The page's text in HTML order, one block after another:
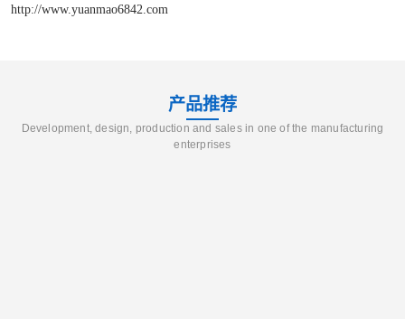
http://www.yuanmao6842.com
产品推荐
Development, design, production and sales in one of the manufacturing
enterprises